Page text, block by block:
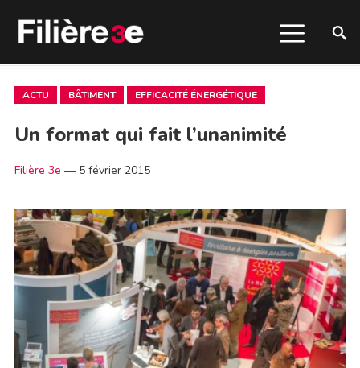
ACTU BÂTIMENT EFFICACITÉ ÉNERGÉTIQUE
Un format qui fait l’unanimité
Filière 3e — 5 février 2015